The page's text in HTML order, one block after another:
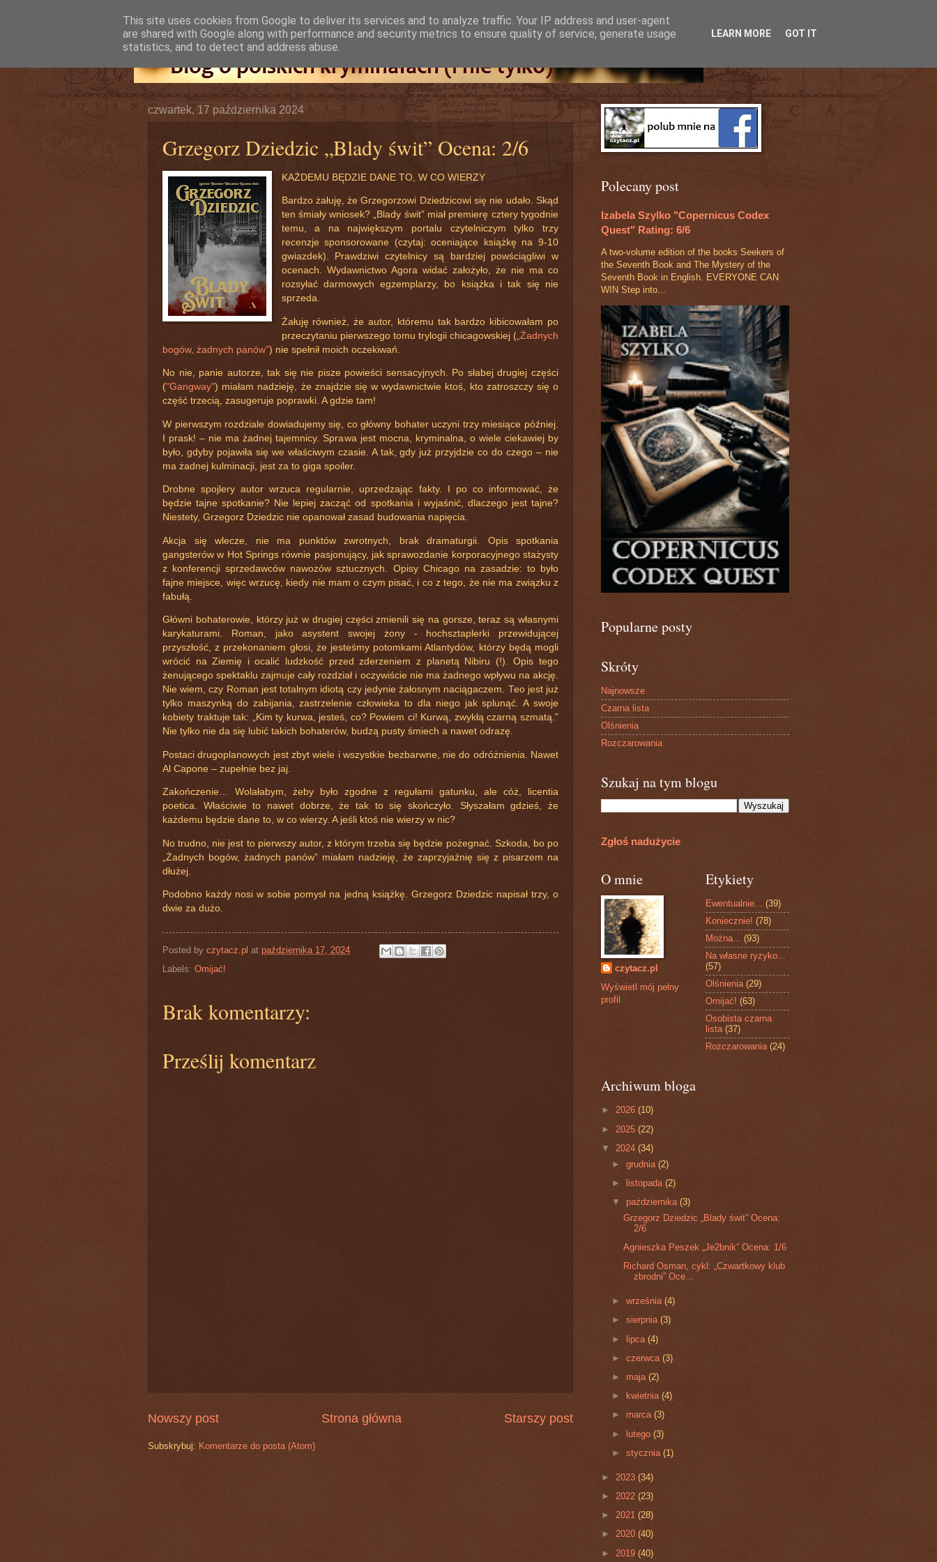
czwartek, 17 października 2024
Grzegorz Dziedzic „Blady świt” Ocena: 2/6
KAŻDEMU BĘDZIE DANE TO, W CO WIERZY
Bardzo żałuję, że Grzegorzowi Dziedzicowi się nie udało. Skąd
ten śmiały wniosek? „Blady świt” miał premierę cztery tygodnie
temu, a na największym portalu czytelniczym tylko trzy
recenzje sponsorowane (czytaj: oceniające książkę na 9-10
gwiazdek). Prawdziwi czytelnicy są bardziej powściągliwi w
ocenach. Wydawnictwo Agora widać założyło, że nie ma co
rozsyłać darmowych egzemplarzy, bo książka i tak się nie
sprzeda.
Żałuję również, że autor, któremu tak bardzo kibicowałam po
przeczytaniu pierwszego tomu trylogii chicagowskiej ( „Żadnych
bogów, żadnych panów”) nie spełnił moich oczekiwań.
No nie, panie autorze, tak się nie pisze powieści sensacyjnych. Po słabej drugiej części
("Gangway") miałam nadzieję, że znajdzie się w wydawnictwie ktoś, kto zatroszczy się o
część trzecią, zasugeruje poprawki. A gdzie tam!
W pierwszym rozdziale dowiadujemy się, co główny bohater uczyni trzy miesiące później.
I prask! – nie ma żadnej tajemnicy. Sprawa jest mocna, kryminalna, o wiele ciekawiej by
było, gdyby pojawiła się we właściwym czasie. A tak, gdy już przyjdzie co do czego – nie
ma żadnej kulminacji, jest za to giga spoiler.
Drobne spojlery autor wrzuca regularnie, uprzedzając fakty. I po co informować, że
będzie tajne spotkanie? Nie lepiej zacząć od spotkania i wyjaśnić, dlaczego jest tajne?
Niestety, Grzegorz Dziedzic nie opanował zasad budowania napięcia.
Akcja się wlecze, nie ma punktów zwrotnych, brak dramaturgii. Opis spotkania
gangsterów w Hot Springs równie pasjonujący, jak sprawozdanie korporacyjnego stażysty
z konferencji sprzedawców nawozów sztucznych. Opisy Chicago na zasadzie: to było
fajne miejsce, więc wrzucę, kiedy nie mam o czym pisać, i co z tego, że nie ma związku z
fabułą.
Główni bohaterowie, którzy już w drugiej części zmienili się na gorsze, teraz są własnymi
karykaturami. Roman, jako asystent swojej żony - hochsztaplerki przewidującej
przyszłość, z przekonaniem głosi, że jesteśmy potomkami Atlantydów, którzy będą mogli
wrócić na Ziemię i ocalić ludzkość przed zderzeniem z planetą Nibiru (!). Opis tego
żenującego spektaklu zajmuje cały rozdział i oczywiście nie ma żadnego wpływu na akcję.
Nie wiem, czy Roman jest totalnym idiotą czy jedynie żałosnym naciągaczem. Teo jest już
tylko maszynką do zabijania, zastrzelenie człowieka to dla niego jak splunąć. A swoje
kobiety traktuje tak: „Kim ty kurwa, jesteś, co? Powiem ci! Kurwą, zwykłą czarną szmatą.”
Nie tylko nie da się lubić takich bohaterów, budzą pusty śmiech a nawet odrazę.
Postaci drugoplanowych jest zbyt wiele i wszystkie bezbarwne, nie do odróżnienia. Nawet
Al Capone – zupełnie bez jaj.
Zakończenie… Wolałabym, żeby było zgodne z regułami gatunku, ale cóż, licentia
poetica. Właściwie to nawet dobrze, że tak to się skończyło. Słyszałam gdzieś, że
każdemu będzie dane to, w co wierzy. A jeśli ktoś nie wierzy w nic?
No trudno, nie jest to pierwszy autor, z którym trzeba się będzie pożegnać. Szkoda, bo po
„Żadnych bogów, żadnych panów” miałam nadzieję, że zaprzyjaźnię się z pisarzem na
dłużej.
Podobno każdy nosi w sobie pomysł na jedną książkę. Grzegorz Dziedzic napisał trzy, o
dwie za dużo.
Posted by czytacz.pl at października 17, 2024
Labels: Omijać!
Brak komentarzy:
Prześlij komentarz
Nowszy post Starszy post
Strona główna
Subskrybuj: Komentarze do posta (Atom)
Polecany post
Izabela Szylko "Copernicus Codex
Quest" Rating: 6/6
A two‑volume edition of the books Seekers of
the Seventh Book and The Mystery of the
Seventh Book in English. EVERYONE CAN
WIN Step into...
Popularne posty
Skróty
Najnowsze
Czarna lista
Olśnienia
Rozczarowania
Szukaj na tym blogu
Zgłoś nadużycie
O mnie
czytacz.pl
Wyświetl mój pełny
profil
Etykiety
Ewentualnie... (39)
Koniecznie! (78)
Można... (93)
Na własne ryzyko...
(57)
Olśnienia (29)
Omijać! (63)
Osobista czarna
lista (37)
Rozczarowania (24)
Archiwum bloga
► 2026 (10)
► 2025 (22)
▼ 2024 (34)
►grudnia(2)
►
listopada(2)
▼października(3)
Grzegorz Dziedzic „Blady świt” Ocena:
2/6
Agnieszka Peszek „Je2bnik” Ocena: 1/6
Richard Osman, cykl: „Czwartkowy klub
zbrodni” Oce...
►września(4)
►sierpnia(3)
► lipca(4)
►czerwca(3)
► maja(2)
►
kwietnia(4)
► marca(3)
► lutego(3)
►stycznia(1)
► 2023 (34)
► 2022 (23)
► 2021 (28)
► 2020 (40)
► 2019 (40)
This site uses cookies from Google to deliver its services and to analyze traffic. Your IP address and user-agent
are shared with Google along with performance and security metrics to ensure quality of service, generate usage
statistics, and to detect and address abuse.
LEARN MORE GOT IT